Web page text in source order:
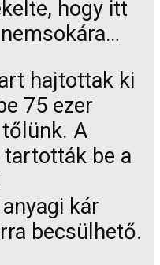
hogy itt
hajtottak ki
75 ezer
A
be a
kár
becsülhető.